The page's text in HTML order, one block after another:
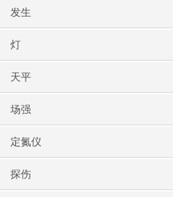
发生
灯
天平
场强
定氮仪
探伤